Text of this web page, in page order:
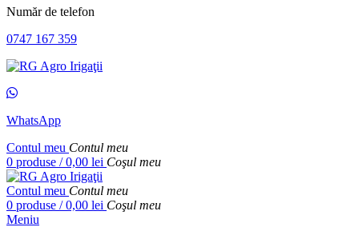
Număr de telefon
0747 167 359
WhatsApp
Contul meu Contul meu
0 produse / 0,00 lei Coşul meu
Contul meu Contul meu
0 produse / 0,00 lei Coşul meu
Meniu